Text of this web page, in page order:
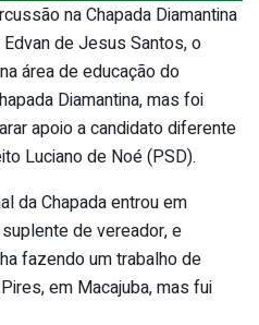
na Chapada Diamantina
de Jesus Santos, o
área de educação do
Diamantina, mas foi
apoio a candidato diferente
Luciano de Noé (PSD).
da Chapada entrou em
suplente de vereador, e
fazendo um trabalho de
em Macajuba, mas fui